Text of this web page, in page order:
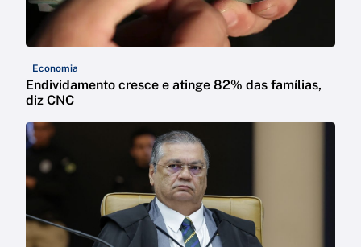
Economia
Endividamento cresce e atinge 82% das famílias,
diz CNC